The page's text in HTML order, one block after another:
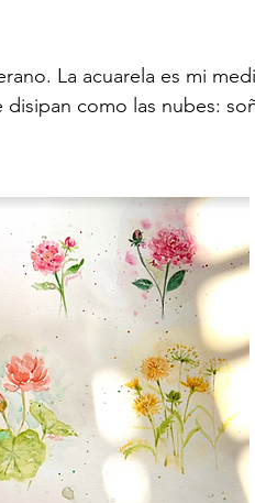
La acuarela es mi
como las nubes: